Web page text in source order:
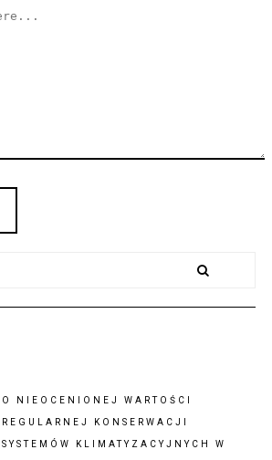
O NIEOCENIONEJ WARTOŚCI
REGULARNEJ KONSERWACJI
SYSTEMÓW KLIMATYZACYJNYCH W